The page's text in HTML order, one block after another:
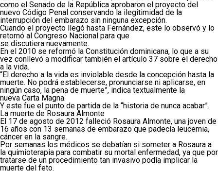
como el Senado de la República aprobaron el proyecto del
nuevo Código Penal conservando la ilegitimidad de la
interrupción del embarazo sin ninguna excepción.
Cuando el proyecto llegó hasta Fernández, este lo observó y lo
retornó al Congreso Nacional para que
se discutiera nuevamente.
En el 2010 se reformó la Constitución dominicana, lo que a su
vez conllevó a modificar también el artículo 37 sobre el derecho
a la vida.
“El derecho a la vida es inviolable desde la concepción hasta la
muerte. No podrá establecerse, pronunciarse ni aplicarse, en
ningún caso, la pena de muerte”, indica textualmente la
nueva Carta Magna.
Y este fue el punto de partida de la “historia de nunca acabar”.
La muerte de Rosaura Almonte
El 17 de agosto de 2012 falleció Rosaura Almonte, una joven de
16 años con 13 semanas de embarazo que padecía leucemia,
cáncer en la sangre.
Por semanas los médicos se debatían si someter a Rosaura a
la quimioterapia para combatir su mortal enfermedad, ya que por
tratarse de un procedimiento tan invasivo podía implicar la
muerte del feto.